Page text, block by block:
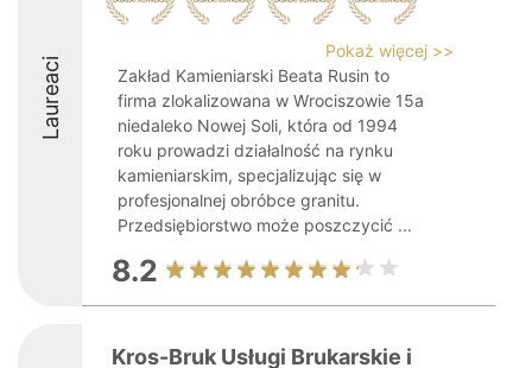
Laureaci
Pokaż więcej >>
Zakład Kamieniarski Beata Rusin to
firma zlokalizowana w Wrociszowie 15a
niedaleko Nowej Soli, która od 1994
roku prowadzi działalność na rynku
kamieniarskim, specjalizując się w
profesjonalnej obróbce granitu.
Przedsiębiorstwo może poszczycić ...
8.2
Kros-Bruk Usługi Brukarskie i